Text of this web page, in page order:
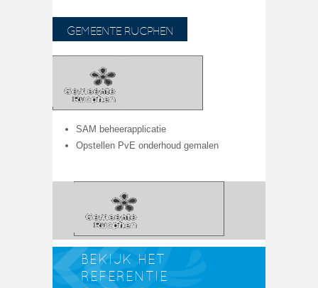
GEMEENTE RUCPHEN
SAM beheerapplicatie
Opstellen PvE onderhoud gemalen
BEKIJK HET
REFERENTIE